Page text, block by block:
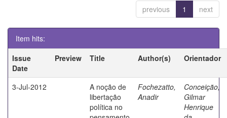
previous 1 next
Item hits:
Issue
Date
Preview Title Author(s) Orientador
3-Jul-2012
A noção de
libertação
política no
Fochezatto,
Anadir
Conceição,
Gilmar
Henrique